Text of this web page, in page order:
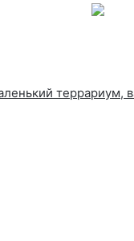
террариум,